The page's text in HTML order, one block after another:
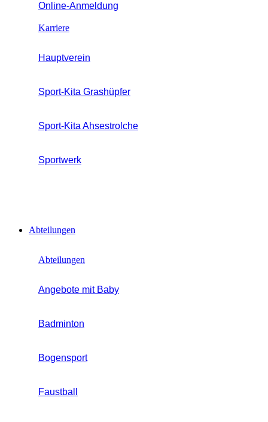
Online-Anmeldung
Karriere
Hauptverein
Sport-Kita Grashüpfer
Sport-Kita Ahsestrolche
Sportwerk
Abteilungen
Abteilungen
Angebote mit Baby
Badminton
Bogensport
Faustball